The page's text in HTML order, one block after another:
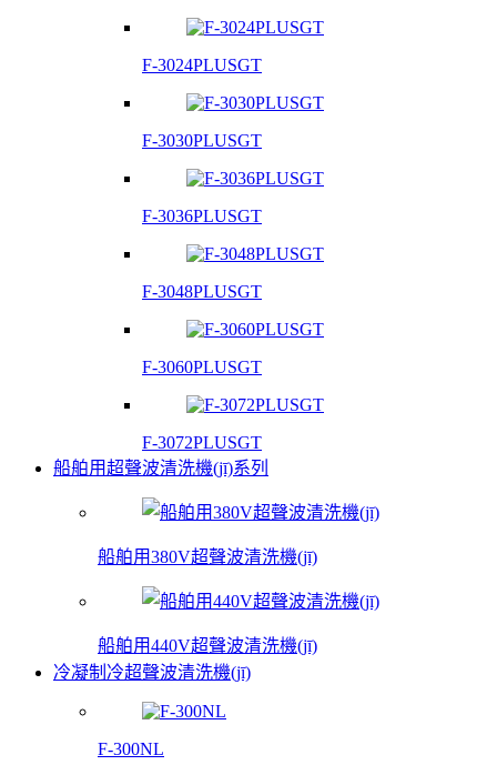
F-3024PLUSGT
F-3030PLUSGT
F-3036PLUSGT
F-3048PLUSGT
F-3060PLUSGT
F-3072PLUSGT
船舶用超聲波清洗機(jī)系列
船舶用380V超聲波清洗機(jī)
船舶用440V超聲波清洗機(jī)
冷凝制冷超聲波清洗機(jī)
F-300NL